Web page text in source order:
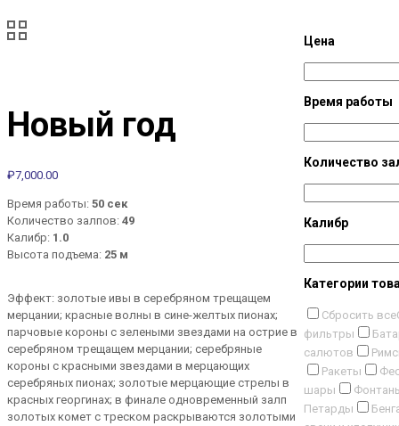
Новый год
₽7,000.00
Время работы: 50 сек
Количество залпов: 49
Калибр: 1.0
Высота подъема: 25 м
Эффект: золотые ивы в серебряном трещащем
мерцании; красные волны в сине-желтых пионах;
парчовые короны с зелеными звездами на острие в
серебряном трещащем мерцании; серебряные
короны с красными звездами в мерцающих
серебряных пионах; золотые мерцающие стрелы в
красных георгинах; в финале одновременный залп
золотых комет с треском раскрываются золотыми
Цена
Время работы
Количество
Калибр
Категории
Сбросить все
фильтры
салютов
Ракеты
шары
Петарды